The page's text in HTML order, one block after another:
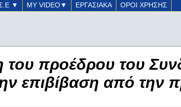
▼ ΜΥ VIDEO▼ ΕΡΓΑΣΙΑΚΑ ΟΡΟΙ ΧΡΗΣΗΣ
του προέδρου του
επιβίβαση από την